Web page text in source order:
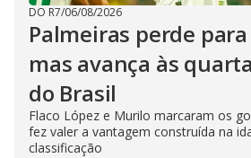
DO R7/06/08/2026
Palmeiras perde
mas avança às
do Brasil
Flaco López e Murilo marcaram os
fez valer a vantagem construída na
classificação